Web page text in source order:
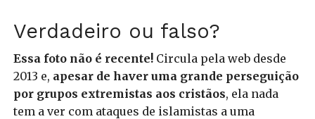
Verdadeiro ou falso?
Essa foto não é recente! Circula pela web desde
2013 e, apesar de haver uma grande perseguição
por grupos extremistas aos cristãos, ela nada
tem a ver com ataques de islamistas a uma